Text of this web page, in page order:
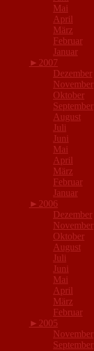
Mai
April
März
Februar
Januar
► 2007
Dezember
November
Oktober
September
August
Juli
Juni
Mai
April
März
Februar
Januar
► 2006
Dezember
November
Oktober
August
Juli
Juni
Mai
April
März
Februar
► 2005
November
September